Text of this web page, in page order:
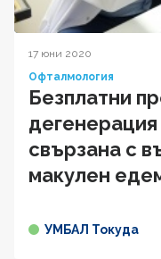
17 юни 2020
Офталмология
Безплатни
свързана с
макулен
УМБАЛ Токуда